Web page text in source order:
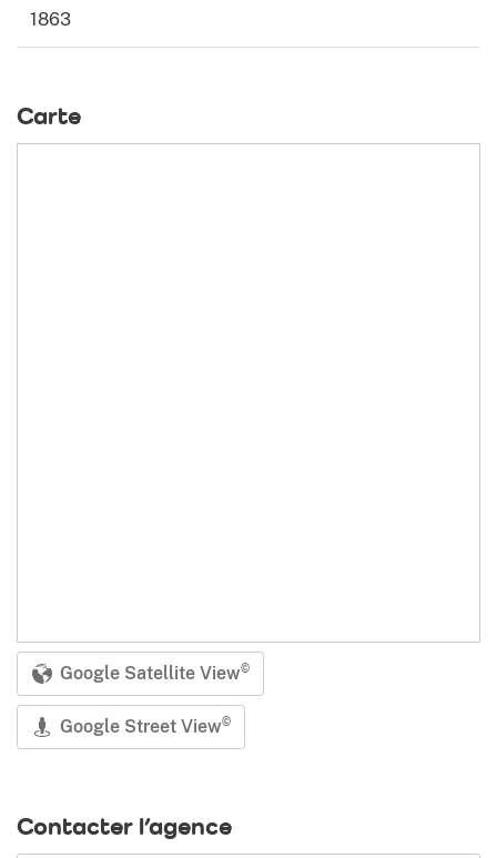
1863
Carte
Google Satellite View©
Google Street View©
Contacter l’agence